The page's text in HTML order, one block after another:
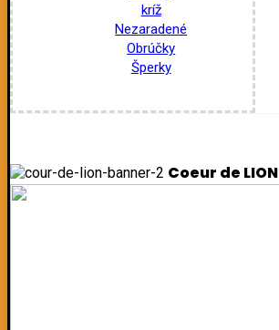
kríž
Nezaradené
Obrúčky
Šperky
Coeur de LION